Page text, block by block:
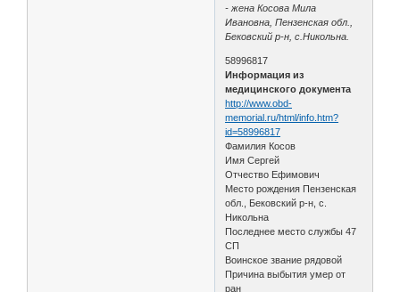
- жена Косова Мила
Ивановна, Пензенская обл.,
Бековский р-н, с.Никольна.
58996817
Информация из
медицинского документа
http://www.obd-
memorial.ru/html/info.htm?
id=58996817
Фамилия Косов
Имя Сергей
Отчество Ефимович
Место рождения Пензенская
обл., Бековский р-н, с.
Никольна
Последнее место службы 47
СП
Воинское звание рядовой
Причина выбытия умер от
ран